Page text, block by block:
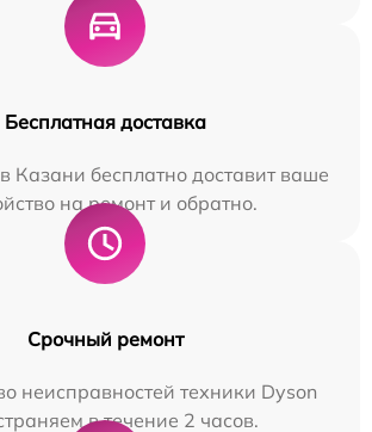
Бесплатная доставка
Казани бесплатно доставит ваше
на ремонт и обратно.
Срочный ремонт
неисправностей техники Dyson
в течение 2 часов.